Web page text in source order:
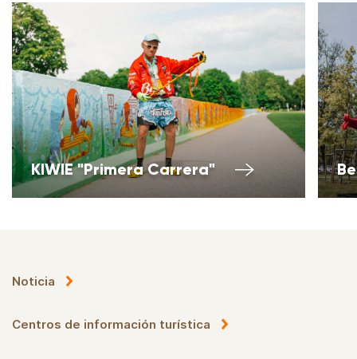
KIWIE "Primera Carrera"
Noticia
Centros de información turística